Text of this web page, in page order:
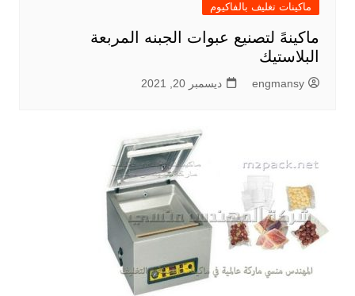
ماكينات تغليف بالفاكيوم
ماكينهً لتصنيع عبوات الجبنه المربعة
البلاستيك
engmansy ديسمبر 20, 2021